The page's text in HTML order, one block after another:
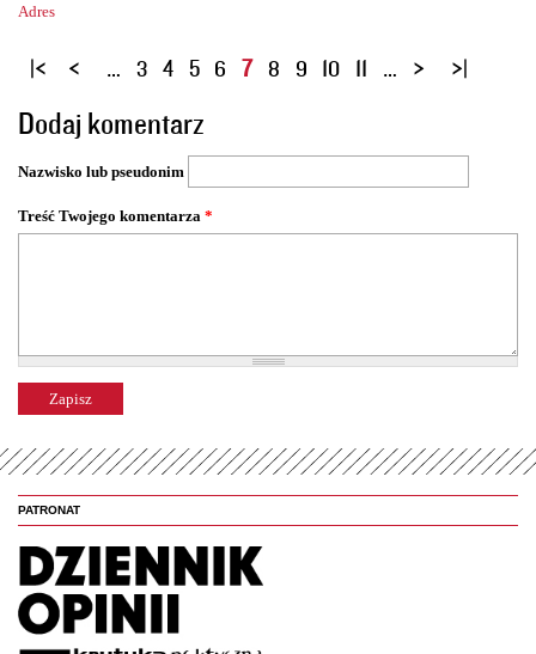
Adres
S
r
o
n
y
… 3 4 5 6 7 8 9 10 11 …
Dodaj komentarz
Nazwisko lub pseudonim
Treść Twojego komentarza *
PATRONAT